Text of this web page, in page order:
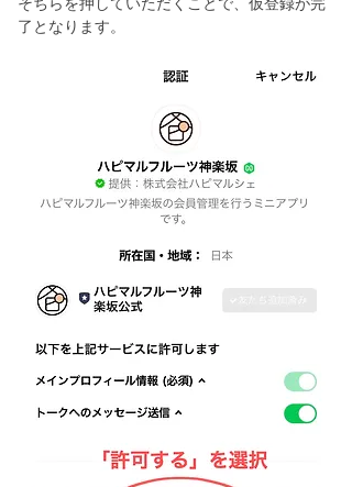
そちらを押していただくことで、仮登録が完
了となります。